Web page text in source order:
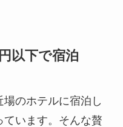
以下で宿泊
のホテルに宿泊し
います。そんな贅